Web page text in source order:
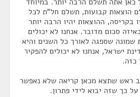
כאן אתה תשלם הרבה יותר. במיוחד
הוצאות קבועות, תשלם חל"ת לכל
בקריסה, ההוצאות יהיו הרבה יותר
סכום מדובר. אנחנו לא יכולים
שמונה שספגה לאורך כל השנים והיא
ישראל, אנחנו לא יכולים להפקיר
כזה.
ראש שתצא מכאן קריאה שלא נאפשר
כך שזה יבוא לידי פתרון.